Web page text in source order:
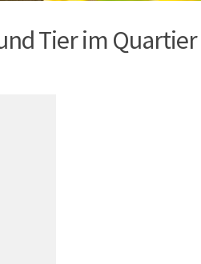
Tier im Quartier